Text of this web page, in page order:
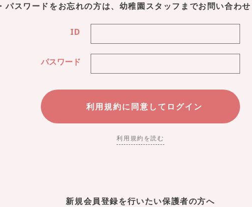
パスワードをお忘れの方は、幼稚園スタッフまでお問い合わせ
ID
パスワード
利用規約を読む
新規会員登録を行いたい保護者の方へ